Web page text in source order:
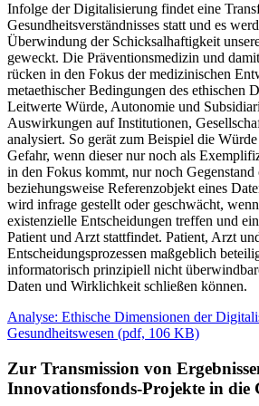
Infolge der Digitalisierung findet eine
Gesundheitsverständnisses statt und es
Überwindung der Schicksalhaftigkeit
geweckt. Die Präventionsmedizin und
rücken in den Fokus der medizinischen
metaethischer Bedingungen des ethischen
Leitwerte Würde, Autonomie und
Auswirkungen auf Institutionen,
analysiert. So gerät zum Beispiel die
Gefahr, wenn dieser nur noch als
in den Fokus kommt, nur noch
beziehungsweise Referenzobjekt eines
wird infrage gestellt oder geschwächt,
existenzielle Entscheidungen treffen und
Patient und Arzt stattfindet. Patient, Arzt
Entscheidungsprozessen maßgeblich
informatorisch prinzipiell nicht
Daten und Wirklichkeit schließen können.
Analyse: Ethische Dimensionen der
Gesundheitswesen (pdf, 106 KB)
Zur Transmission von
Innovationsfonds-Projekte in die